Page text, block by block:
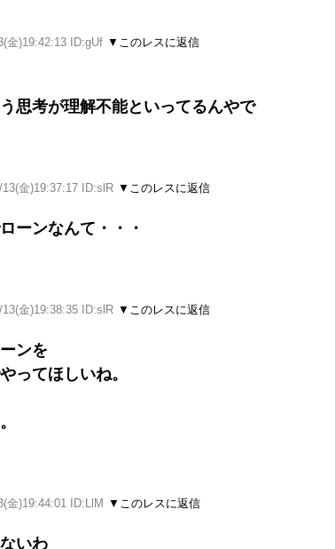
金)19:42:13 ID:gUf ▼このレスに返信
思考が理解不能といってるんやで
13(金)19:37:17 ID:slR ▼このレスに返信
ーンなんて・・・
13(金)19:38:35 ID:slR ▼このレスに返信
ンを
ってほしいね。
金)19:44:01 ID:LlM ▼このレスに返信
いわ